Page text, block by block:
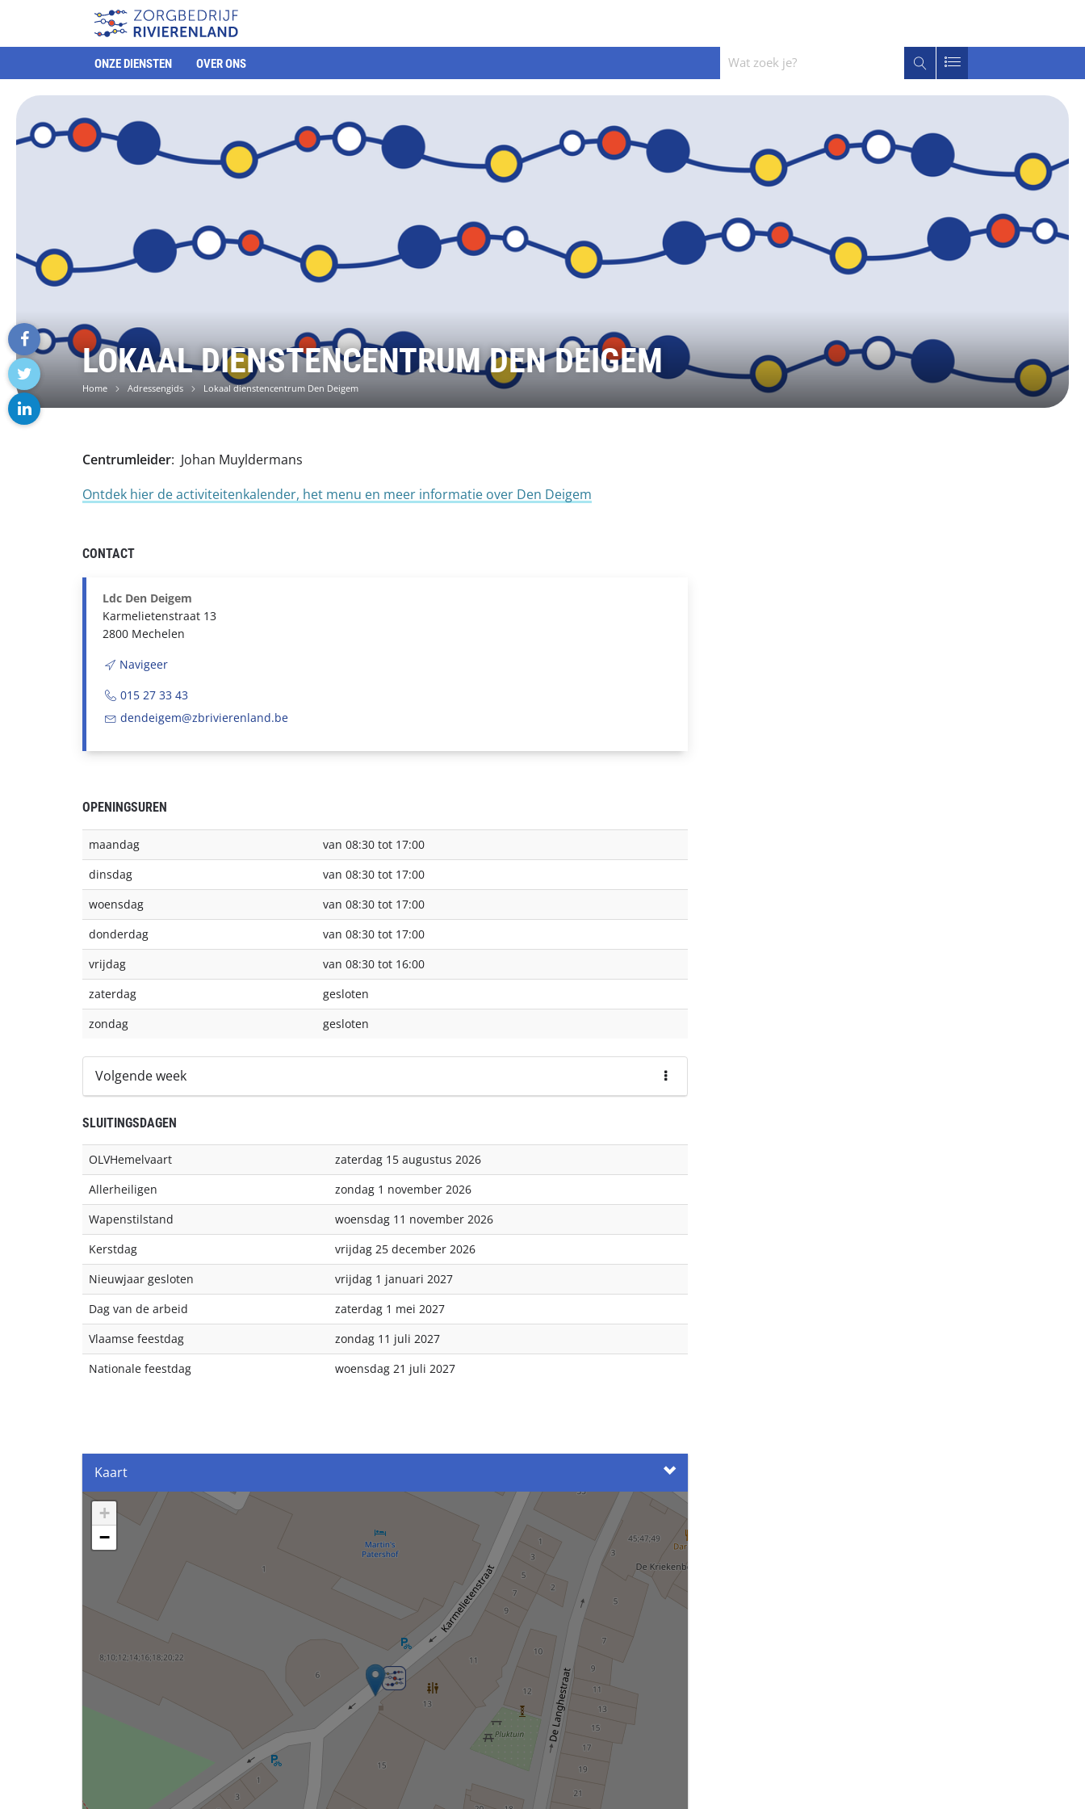
ONZE DIENSTEN OVER ONS
Wat
zoek
je?
Zoeken
LOKAAL DIENSTENCENTRUM DEN DEIGEM
Home Adressengids Lokaal dienstencentrum Den Deigem
facebook
twitter
Centrumleider: Johan Muyldermans
Ontdek hier de activiteitenkalender, het menu en meer informatie over Den Deigem
CONTACT
Ldc Den Deigem
Karmelietenstraat 13
2800 Mechelen
Navigeer
015 27 33 43
dendeigem@zbrivierenland.be
OPENINGSUREN
maandag
van 08:30 tot 17:00
dinsdag
van 08:30 tot 17:00
woensdag
van 08:30 tot 17:00
donderdag
van 08:30 tot 17:00
vrijdag
van 08:30 tot 16:00
zaterdag
gesloten
zondag
gesloten
Volgende week
SLUITINGSDAGEN
OLVHemelvaart
zaterdag 15 augustus 2026
Allerheiligen
zondag 1 november 2026
Wapenstilstand
woensdag 11 november 2026
Kerstdag
vrijdag 25 december 2026
Nieuwjaar gesloten
vrijdag 1 januari 2027
Dag van de arbeid
zaterdag 1 mei 2027
Vlaamse feestdag
zondag 11 juli 2027
Nationale feestdag
woensdag 21 juli 2027
Kaart
+
−